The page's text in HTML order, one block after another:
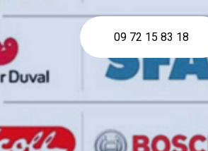
09 72 15 83 18